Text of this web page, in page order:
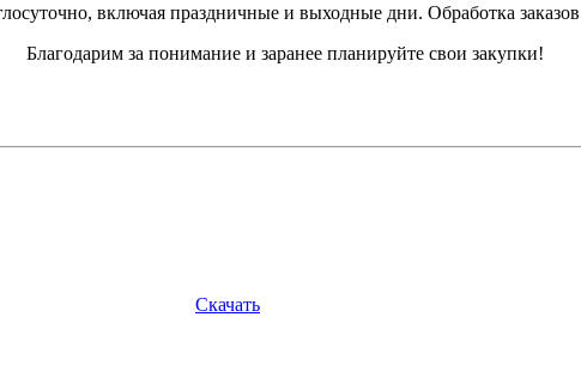
включая праздничные и выходные дни. Обработка
Благодарим за понимание и заранее планируйте свои закупки!
Скачать